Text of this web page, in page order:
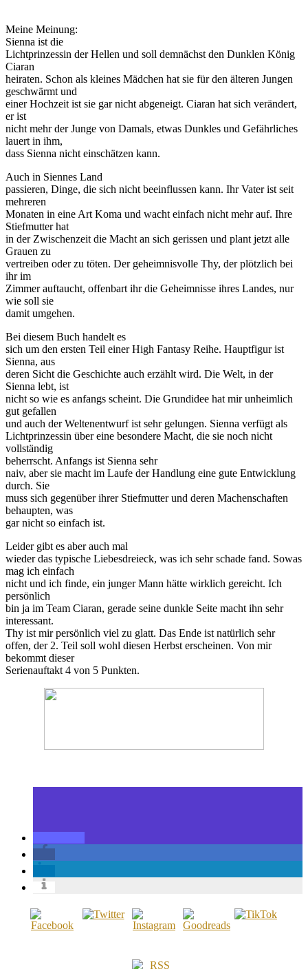
Meine Meinung:
Sienna ist die
Lichtprinzessin der Hellen und soll demnächst den Dunklen König
Ciaran
heiraten. Schon als kleines Mädchen hat sie für den älteren Jungen
geschwärmt und
einer Hochzeit ist sie gar nicht abgeneigt. Ciaran hat sich verändert,
er ist
nicht mehr der Junge von Damals, etwas Dunkles und Gefährliches
lauert in ihm,
dass Sienna nicht einschätzen kann.
Auch in Siennes Land
passieren, Dinge, die sich nicht beeinflussen kann. Ihr Vater ist seit
mehreren
Monaten in eine Art Koma und wacht einfach nicht mehr auf. Ihre
Stiefmutter hat
in der Zwischenzeit die Macht an sich gerissen und plant jetzt alle
Grauen zu
vertreiben oder zu töten. Der geheimnisvolle Thy, der plötzlich bei
ihr im
Zimmer auftaucht, offenbart ihr die Geheimnisse ihres Landes, nur
wie soll sie
damit umgehen.
Bei diesem Buch handelt es
sich um den ersten Teil einer High Fantasy Reihe. Hauptfigur ist
Sienna, aus
deren Sicht die Geschichte auch erzählt wird. Die Welt, in der
Sienna lebt, ist
nicht so wie es anfangs scheint. Die Grundidee hat mir unheimlich
gut gefallen
und auch der Weltenentwurf ist sehr gelungen. Sienna verfügt als
Lichtprinzessin über eine besondere Macht, die sie noch nicht
vollständig
beherrscht. Anfangs ist Sienna sehr
naiv, aber sie macht im Laufe der Handlung eine gute Entwicklung
durch. Sie
muss sich gegenüber ihrer Stiefmutter und deren Machenschaften
behaupten, was
gar nicht so einfach ist.
Leider gibt es aber auch mal
wieder das typische Liebesdreieck, was ich sehr schade fand. Sowas
mag ich einfach
nicht und ich finde, ein junger Mann hätte wirklich gereicht. Ich
persönlich
bin ja im Team Ciaran, gerade seine dunkle Seite macht ihn sehr
interessant.
Thy ist mir persönlich viel zu glatt. Das Ende ist natürlich sehr
offen, der 2. Teil soll wohl diesen Herbst erscheinen. Von mir
bekommt dieser
Serienauftakt 4 von 5 Punkten.